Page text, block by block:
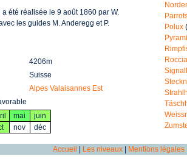
été réalisée le 9 août 1860 par W.
les guides M. Anderegg et P.
4206m
Suisse
Alpes Valaisannes Est
mai
juin
nov déc
Polux
Accueil Les niveaux Mentions légales